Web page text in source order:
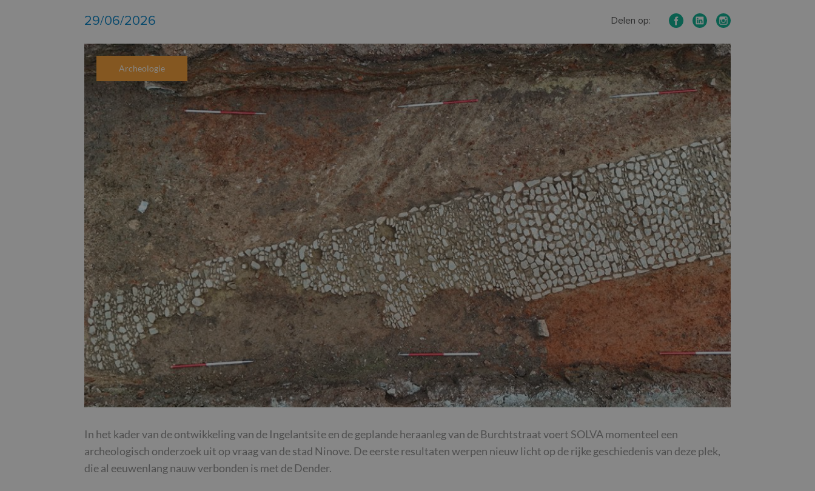
29/06/2026 Delen op:
Archeologie
In het kader van de ontwikkeling van de Ingelantsite en de geplande heraanleg van de Burchtstraat voert SOLVA momenteel een
archeologisch onderzoek uit op vraag van de stad Ninove. De eerste resultaten werpen nieuw licht op de rijke geschiedenis van deze plek,
die al eeuwenlang nauw verbonden is met de Dender.